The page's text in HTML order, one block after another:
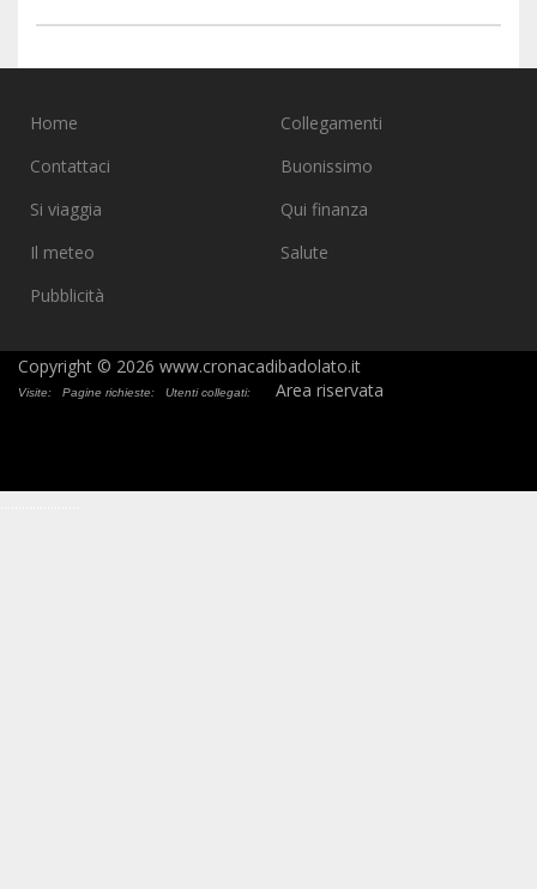
Home
Collegamenti
Contattaci
Buonissimo
Si viaggia
Qui finanza
Il meteo
Salute
Pubblicità
Copyright © 2026 www.cronacadibadolato.it
Visite: Pagine richieste: Utenti collegati: Area riservata